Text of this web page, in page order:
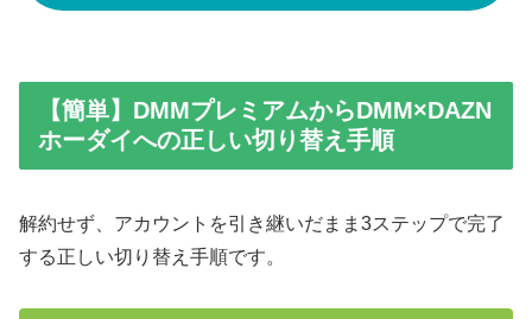
【簡単】DMMプレミアムからDMM×DAZN
ホーダイへの正しい切り替え手順
解約せず、アカウントを引き継いだまま3ステップで完了
する正しい切り替え手順です。